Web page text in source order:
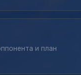
и план